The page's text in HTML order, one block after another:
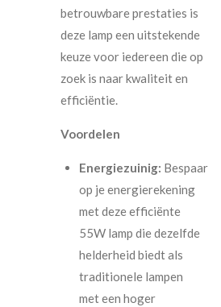
betrouwbare prestaties is
deze lamp een uitstekende
keuze voor iedereen die op
zoek is naar kwaliteit en
efficiëntie.
Voordelen
Energiezuinig: Bespaar
op je energierekening
met deze efficiënte
55W lamp die dezelfde
helderheid biedt als
traditionele lampen
met een hoger